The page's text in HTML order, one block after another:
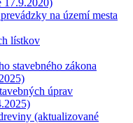
17.9.2020)
na území mesta
lístkov
stavebného zákona
úprav
(aktualizované